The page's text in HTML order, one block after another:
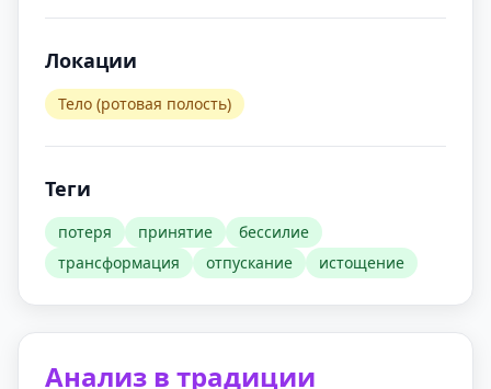
Локации
Тело (ротовая полость)
Теги
потеря принятие
бессилие
трансформация
отпускание истощение
Анализ в традиции